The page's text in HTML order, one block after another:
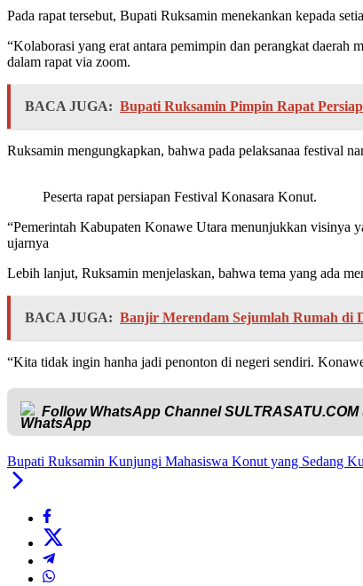
Pada rapat tersebut, Bupati Ruksamin menekankan kepada
“Kolaborasi yang erat antara pemimpin dan perangkat daerah
dalam rapat via zoom.
BACA JUGA: Bupati Ruksamin Pimpin Rapat
Ruksamin mengungkapkan, bahwa pada pelaksanaa festival
Peserta rapat persiapan Festival Konasara Konut.
“Pemerintah Kabupaten Konawe Utara menunjukkan visinya
ujarnya
Lebih lanjut, Ruksamin menjelaskan, bahwa tema yang ada
BACA JUGA: Banjir Merendam Sejumlah Rumah di
“Kita tidak ingin hanha jadi penonton di negeri sendiri.
Follow WhatsApp ChannelSULTRASATU.COM
Bupati Ruksamin Kunjungi Mahasiswa Konut yang Sedang